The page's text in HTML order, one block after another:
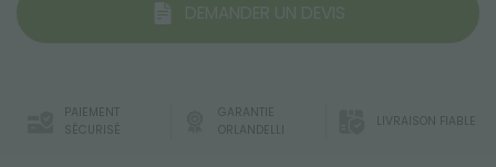
DEMANDER UN DEVIS
PAIEMENT
SÉCURISÉ
GARANTIE
ORLANDELLI
LIVRAISON FIABLE